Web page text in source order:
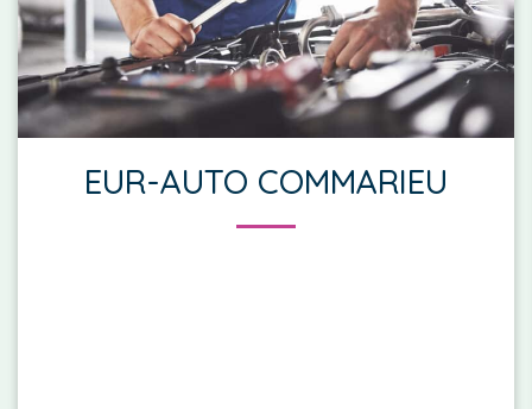
EUR-AUTO COMMARIEU